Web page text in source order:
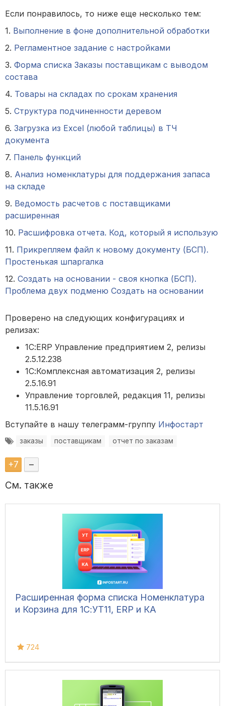
Если понравилось, то ниже еще несколько тем:
1. Выполнение в фоне дополнительной обработки
2. Регламентное задание с настройками
3. Форма списка Заказы поставщикам с выводом
состава
4. Товары на складах по срокам хранения
5. Структура подчиненности деревом
6. Загрузка из Excel (любой таблицы) в ТЧ
документа
7. Панель функций
8. Анализ номенклатуры для поддержания запаса
на складе
9. Ведомость расчетов с поставщиками
расширенная
10. Расшифровка отчета. Код, который я использую
11. Прикрепляем файл к новому документу (БСП).
Простенькая шпаргалка
12. Создать на основании - своя кнопка (БСП).
Проблема двух подменю Создать на основании
Проверено на следующих конфигурациях и
релизах:
1С:ERP Управление предприятием 2, релизы
2.5.12.238
1С:Комплексная автоматизация 2, релизы
2.5.16.91
Управление торговлей, редакция 11, релизы
11.5.16.91
Вступайте в нашу телеграмм-группу Инфостарт
заказы поставщикам отчет по заказам
+7 –
См. также
Расширенная форма списка Номенклатура
и Корзина для 1С:УТ11, ERP и КА
724